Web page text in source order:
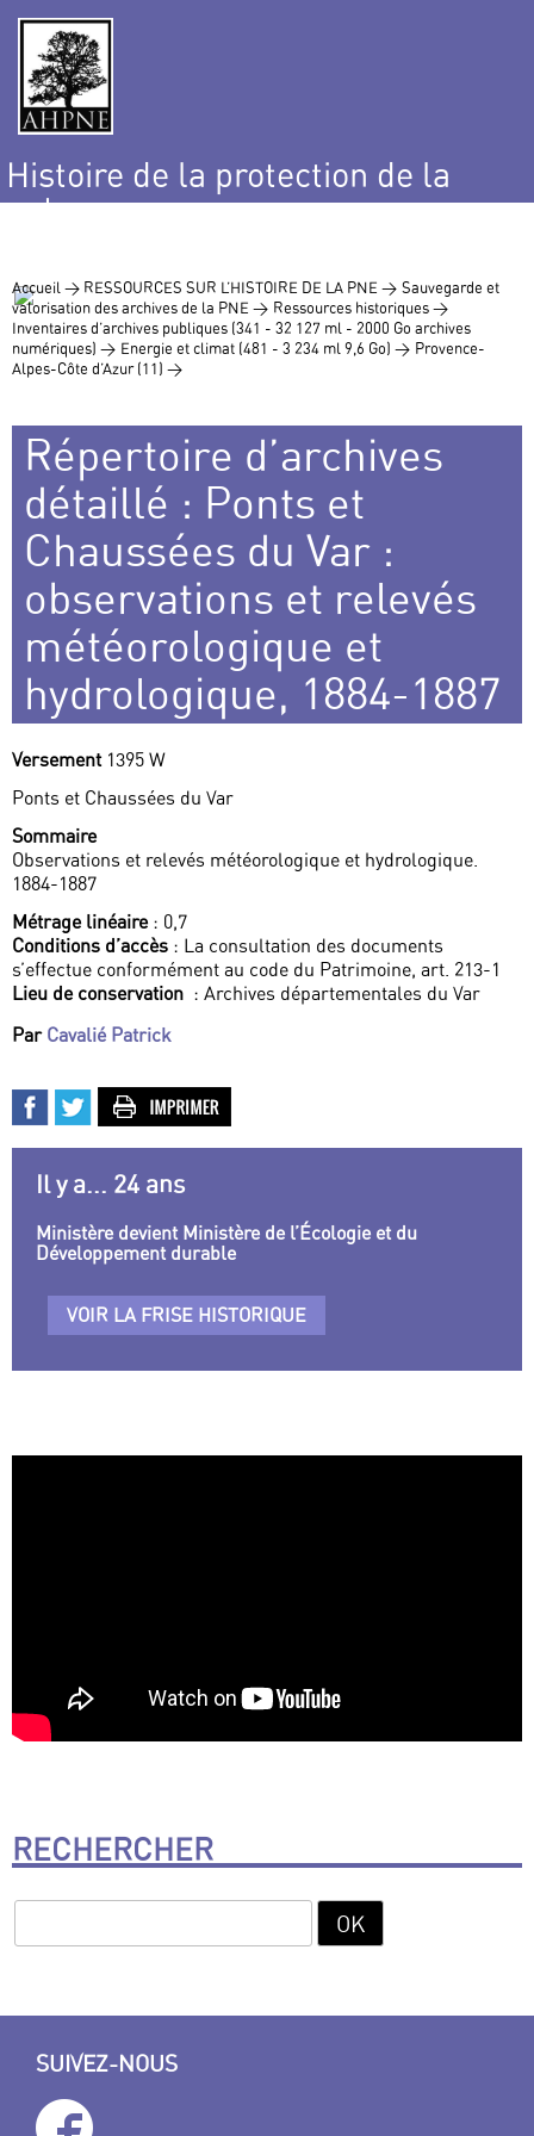
Histoire de la protection de la
nature
Accueil > RESSOURCES SUR L’HISTOIRE DE LA PNE > Sauvegarde et
valorisation des archives de la PNE > Ressources historiques >
Inventaires d’archives publiques (341 - 32 127 ml - 2000 Go archives
numériques) > Energie et climat (481 - 3 234 ml 9,6 Go) > Provence-
Alpes-Côte d’Azur (11) >
Répertoire d’archives
détaillé : Ponts et
Chaussées du Var :
observations et relevés
météorologique et
hydrologique, 1884-1887
Versement1395 W
Ponts et Chaussées du Var
Sommaire
Observations et relevés météorologique et hydrologique.
1884-1887
Métrage linéaire: 0,7
Conditions d’accès : La consultation des documents
s’effectue conformément au code du Patrimoine, art. 213-1
Lieu de conservation : Archives départementales du Var
Par Cavalié Patrick
Il y a... 24 ans
Ministère devient Ministère de l’Écologie et du
Développement durable
VOIR LA FRISE HISTORIQUE
RECHERCHER
SUIVEZ-NOUS